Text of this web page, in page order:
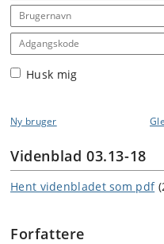
Email address
Adgangskode
Husk mig
Ny bruger
Videnblad 03.13-18
Hent videnbladet som pdf
Forfattere